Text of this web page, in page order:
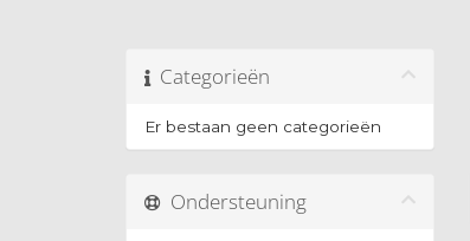
Categorieën
Er bestaan geen categorieën
Ondersteuning